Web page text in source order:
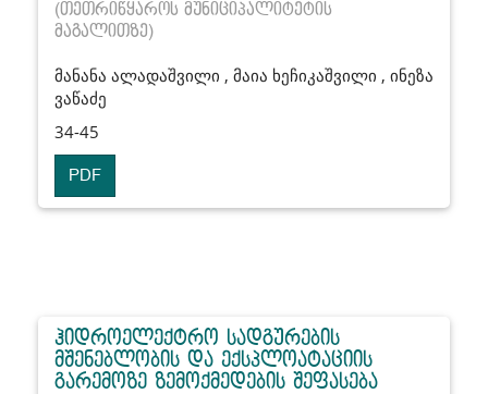
(თეთრიწყაროს მუნიციპალიტეტის
მაგალითზე)
მანანა ალადაშვილი , მაია ხეჩიკაშვილი , ინეზა
ვაწაძე
34-45
PDF
ჰიდროელექტრო სადგურების
მშენებლობის და ექსპლოატაციის
გარემოზე ზემოქმედების შეფასება